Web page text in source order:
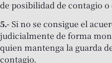
de posibilidad de contagio
5.-Si no se consigue el
judicialmente de forma
quien mantenga la guarda
contagio.